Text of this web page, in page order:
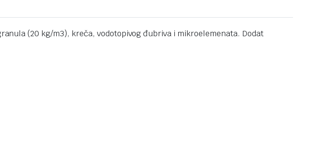
(20 kg/m3), kreča, vodotopivog đubriva i mikroelemenata. Dodat